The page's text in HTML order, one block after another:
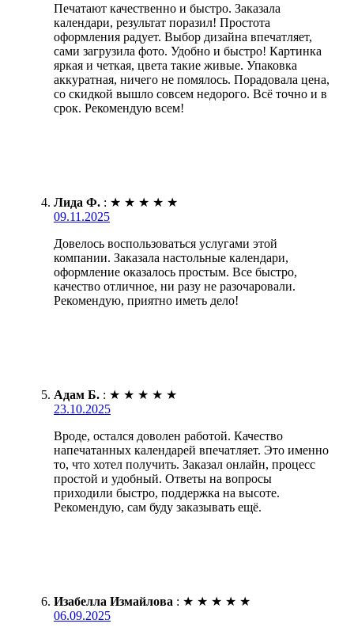
Печатают качественно и быстро. Заказала
календари, результат поразил! Простота
оформления радует. Выбор дизайна впечатляет,
сами загрузила фото. Удобно и быстро! Картинка
яркая и четкая, цвета такие живые. Упаковка
аккуратная, ничего не помялось. Порадовала цена,
со скидкой вышло совсем недорого. Всё точно и в
срок. Рекомендую всем!
Лида Ф. : ★ ★ ★ ★ ★
09.11.2025
Довелось воспользоваться услугами этой
компании. Заказала настольные календари,
оформление оказалось простым. Все быстро,
качество отличное, ни разу не разочаровали.
Рекомендую, приятно иметь дело!
Адам Б. : ★ ★ ★ ★ ★
23.10.2025
Вроде, остался доволен работой. Качество
напечатанных календарей впечатляет. Это именно
то, что хотел получить. Заказал онлайн, процесс
простой и удобный. Ответы на вопросы
приходили быстро, поддержка на высоте.
Рекомендую, сам буду заказывать ещё.
Изабелла Измайлова : ★ ★ ★ ★ ★
06.09.2025